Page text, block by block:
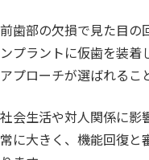
前歯部の欠損で見た目の
ンプラントに仮歯を装着
アプローチが選ばれるこ
社会生活や対人関係に影
常に大きく、機能回復と